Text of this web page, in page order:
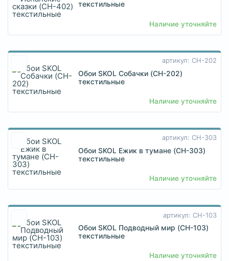
текстильные
Наличие уточняйте
артикул: CH-202
Обои SKOL Собачки (CH-202)
текстильные
Наличие уточняйте
артикул: CH-303
Обои SKOL Ежик в тумане (CH-303)
текстильные
Наличие уточняйте
артикул: CH-103
Обои SKOL Подводный мир (CH-103)
текстильные
Наличие уточняйте